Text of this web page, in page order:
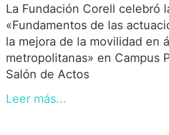
La Fundación Corell celebró
«Fundamentos de las
la mejora de la movilidad en
metropolitanas» en Campus
Salón de Actos
Leer más...